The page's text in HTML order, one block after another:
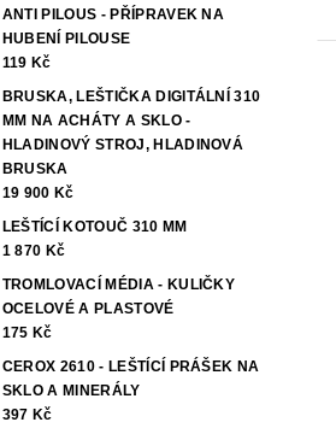
ANTI PILOUS - PŘÍPRAVEK NA
HUBENÍ PILOUSE
119 Kč
BRUSKA, LEŠTIČKA DIGITÁLNÍ 310
MM NA ACHÁTY A SKLO -
HLADINOVÝ STROJ, HLADINOVÁ
BRUSKA
19 900 Kč
LEŠTÍCÍ KOTOUČ 310 MM
1 870 Kč
TROMLOVACÍ MÉDIA - KULIČKY
OCELOVÉ A PLASTOVÉ
175 Kč
CEROX 2610 - LEŠTÍCÍ PRÁŠEK NA
SKLO A MINERÁLY
397 Kč